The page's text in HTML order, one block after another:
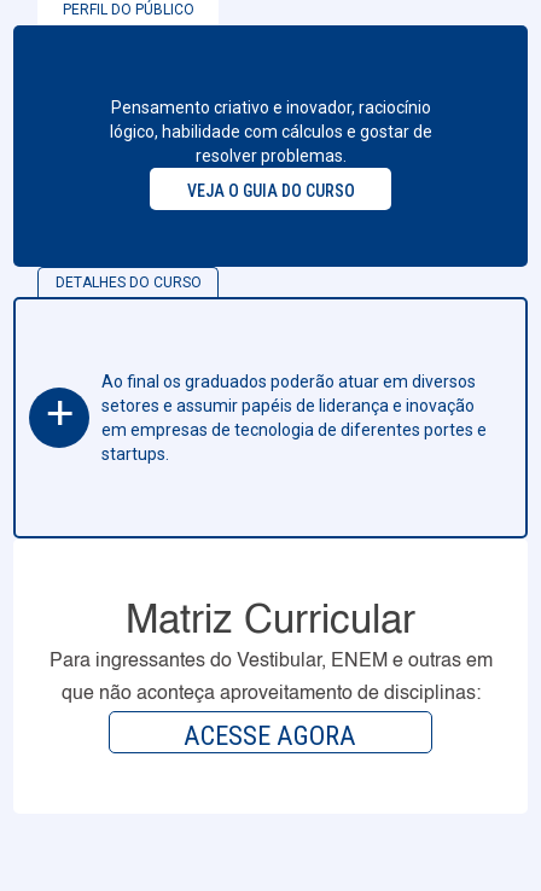
PERFIL DO PÚBLICO
Pensamento criativo e inovador, raciocínio
lógico, habilidade com cálculos e gostar de
resolver problemas.
VEJA O GUIA DO CURSO
DETALHES DO CURSO
+
Ao final os graduados poderão atuar em diversos
setores e assumir papéis de liderança e inovação
em empresas de tecnologia de diferentes portes e
startups.
Matriz Curricular
Para ingressantes do Vestibular, ENEM e outras em
que não aconteça aproveitamento de disciplinas:
ACESSE AGORA